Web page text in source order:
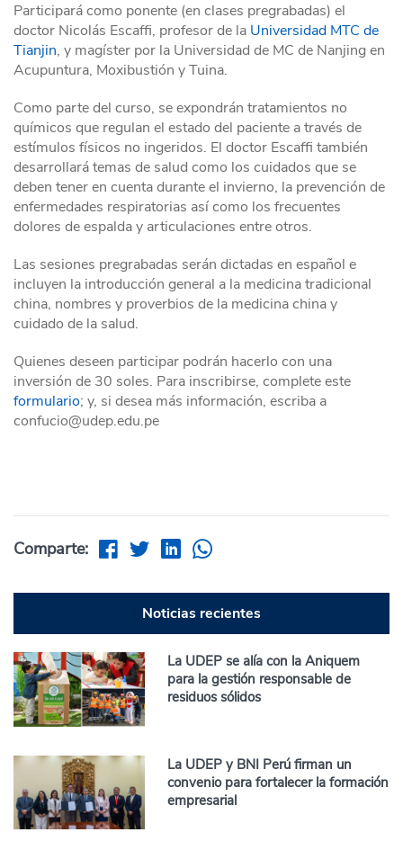
Participará como ponente (en clases pregrabadas) el
doctor Nicolás Escaffi, profesor de la Universidad MTC de
Tianjin, y magíster por la Universidad de MC de Nanjing en
Acupuntura, Moxibustión y Tuina.
Como parte del curso, se expondrán tratamientos no
químicos que regulan el estado del paciente a través de
estímulos físicos no ingeridos. El doctor Escaffi también
desarrollará temas de salud como los cuidados que se
deben tener en cuenta durante el invierno, la prevención de
enfermedades respiratorias así como los frecuentes
dolores de espalda y articulaciones entre otros.
Las sesiones pregrabadas serán dictadas en español e
incluyen la introducción general a la medicina tradicional
china, nombres y proverbios de la medicina china y
cuidado de la salud.
Quienes deseen participar podrán hacerlo con una
inversión de 30 soles. Para inscribirse, complete este
formulario; y, si desea más información, escriba a
confucio@udep.edu.pe
Comparte:
Noticias recientes
La UDEP se alía con la Aniquem
para la gestión responsable de
residuos sólidos
La UDEP y BNI Perú firman un
convenio para fortalecer la formación
empresarial